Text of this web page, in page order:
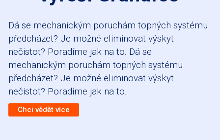
Dá se mechanickým poruchám topných systému
předcházet? Je možné eliminovat výskyt
nečistot? Poradíme jak na to. Dá se
mechanickým poruchám topných systému
předcházet? Je možné eliminovat výskyt
nečistot? Poradíme jak na to.
Chci vědět více